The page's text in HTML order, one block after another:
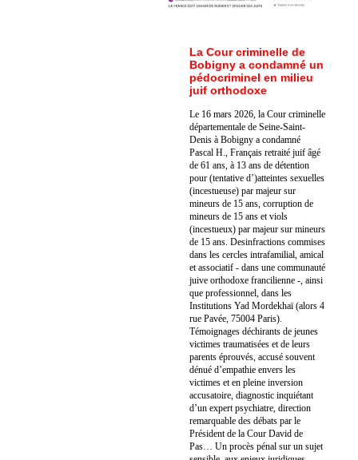
La Cour criminelle de
Bobigny a condamné un
pédocriminel en milieu
juif orthodoxe
Le 16 mars 2026, la Cour criminelle
départementale de Seine-Saint-
Denis à Bobigny a condamné
Pascal H., Français retraité juif âgé
de 61 ans, à 13 ans de détention
pour (tentative d’)atteintes sexuelles
(incestueuse) par majeur sur
mineurs de 15 ans, corruption de
mineurs de 15 ans et viols
(incestueux) par majeur sur mineurs
de 15 ans. Desinfractions commises
dans les cercles intrafamilial, amical
et associatif - dans une communauté
juive orthodoxe francilienne -, ainsi
que professionnel, dans les
Institutions Yad Mordekhaï (alors 4
rue Pavée, 75004 Paris).
Témoignages déchirants de jeunes
victimes traumatisées et de leurs
parents éprouvés, accusé souvent
dénué d’empathie envers les
victimes et en pleine inversion
accusatoire, diagnostic inquiétant
d’un expert psychiatre, direction
remarquable des débats par le
Président de la Cour David de
Pas… Un procès pénal sur un sujet